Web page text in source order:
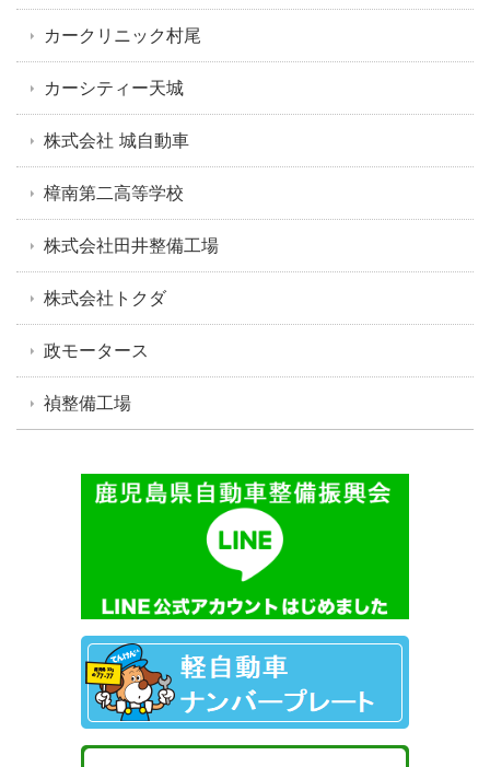
カークリニック村尾
カーシティー天城
株式会社 城自動車
樟南第二高等学校
株式会社田井整備工場
株式会社トクダ
政モータース
禎整備工場